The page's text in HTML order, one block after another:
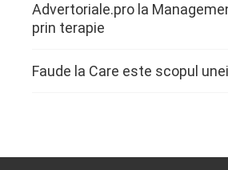
Advertoriale.pro la
prin terapie
Faude la Care este scopul